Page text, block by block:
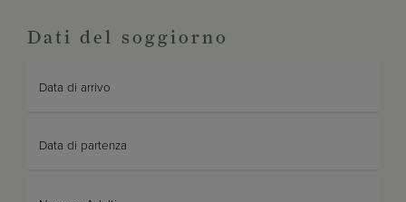
Dati del soggiorno
Data di arrivo
Data di partenza